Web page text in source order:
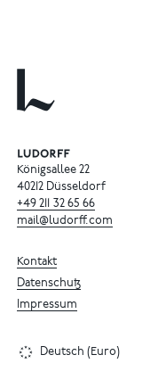
Königsallee 22
40212 Düsseldorf
+49 211 32 65 66
mail@ludorff.com
Kontakt
Datenschutz
Impressum
Deutsch (Euro)